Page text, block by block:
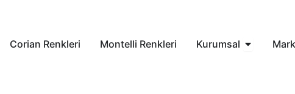
Corian Renkleri
Montelli Renkleri Kurumsal Open